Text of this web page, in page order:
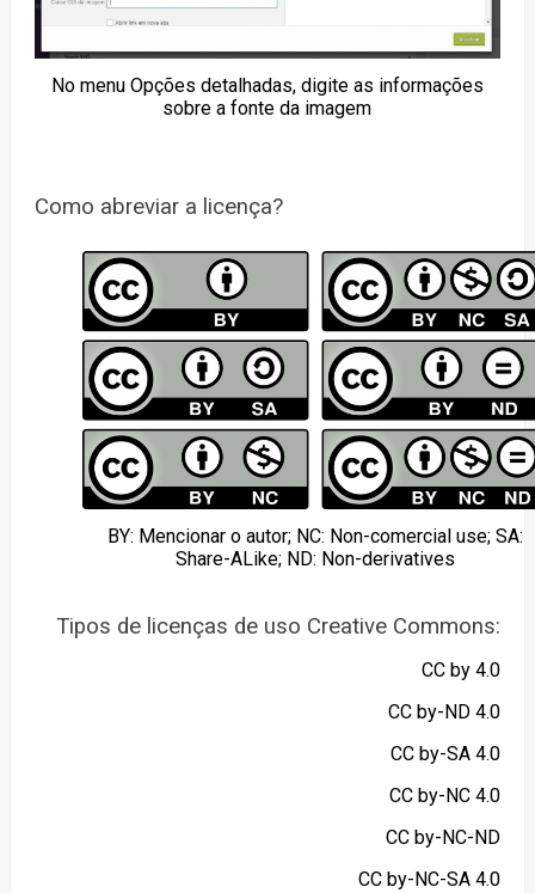
No menu Opções detalhadas, digite as informações
sobre a fonte da imagem
Como abreviar a licença?
BY: Mencionar o autor; NC: Non-comercial use; SA:
Share-ALike; ND: Non-derivatives
Tipos de licenças de uso Creative Commons:
CC by 4.0
CC by-ND 4.0
CC by-SA 4.0
CC by-NC 4.0
CC by-NC-ND
CC by-NC-SA 4.0